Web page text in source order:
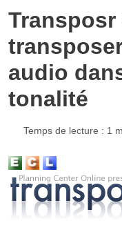
audio
tonalité
Temps de lecture : 1